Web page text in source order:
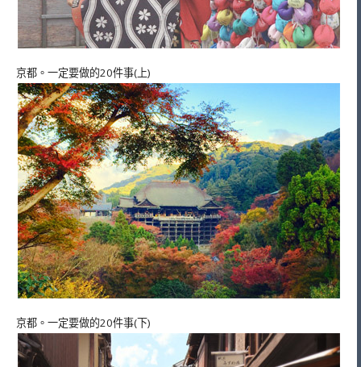
京都。一定要做的20件事(上)
京都。一定要做的20件事(下)